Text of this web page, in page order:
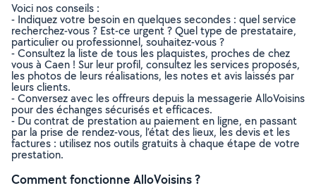
Voici nos conseils :
- Indiquez votre besoin en quelques secondes : quel service
recherchez-vous ? Est-ce urgent ? Quel type de prestataire,
particulier ou professionnel, souhaitez-vous ?
- Consultez la liste de tous les plaquistes, proches de chez
vous à Caen ! Sur leur profil, consultez les services proposés,
les photos de leurs réalisations, les notes et avis laissés par
leurs clients.
- Conversez avec les offreurs depuis la messagerie AlloVoisins
pour des échanges sécurisés et efficaces.
- Du contrat de prestation au paiement en ligne, en passant
par la prise de rendez-vous, l’état des lieux, les devis et les
factures : utilisez nos outils gratuits à chaque étape de votre
prestation.
Comment fonctionne AlloVoisins ?